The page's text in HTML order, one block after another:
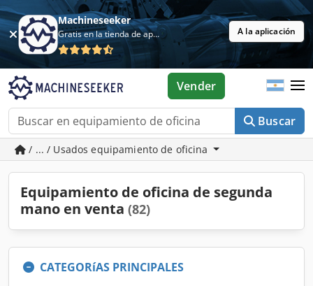
Machineseeker
Gratis en la tienda de aplicaciones A la aplicación
Buscar
Vender
/ ... / Usados equipamiento de oficina
Equipamiento de oficina de segunda
mano en venta (82)
CATEGORíAS PRINCIPALES